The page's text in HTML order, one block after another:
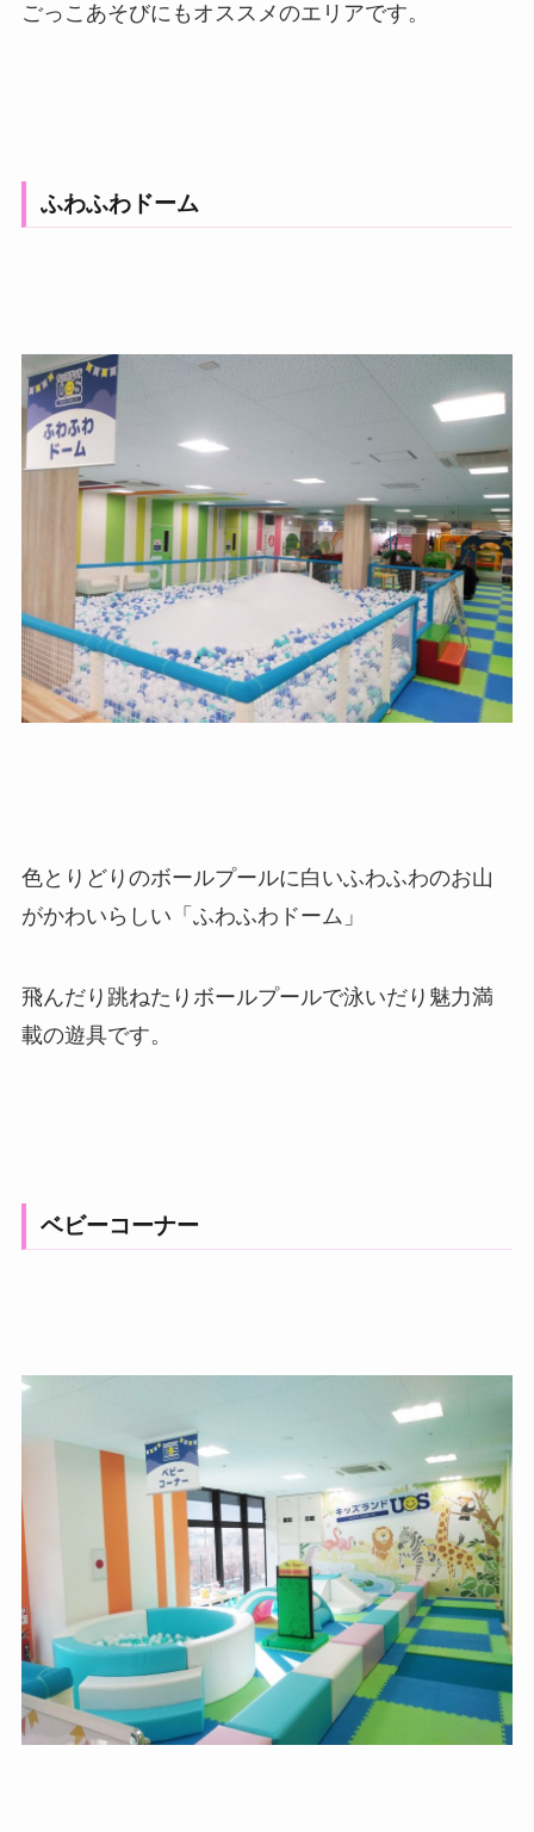
ごっこあそびにもオススメのエリアです。
ふわふわドーム
色とりどりのボールプールに白いふわふわのお山
がかわいらしい「ふわふわドーム」
飛んだり跳ねたりボールプールで泳いだり魅力満
載の遊具です。
ベビーコーナー